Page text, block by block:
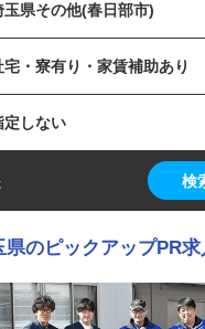
玉県その他(春日部市)
宅・寮有り・家賃補助あり
定しない
検
県のピックアップPR求